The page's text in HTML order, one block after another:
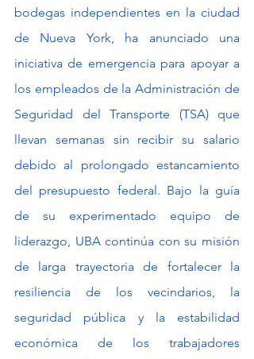
bodegas independientes en la ciudad
de Nueva York, ha anunciado una
iniciativa de emergencia para apoyar a
los empleados de la Administración de
Seguridad del Transporte (TSA) que
llevan semanas sin recibir su salario
debido al prolongado estancamiento
del presupuesto federal. Bajo la guía
de su experimentado equipo de
liderazgo, UBA continúa con su misión
de larga trayectoria de fortalecer la
resiliencia de los vecindarios, la
seguridad pública y la estabilidad
económica de los trabajadores